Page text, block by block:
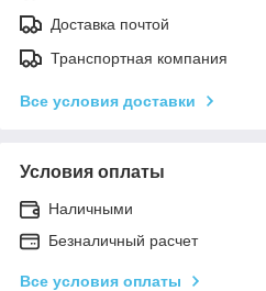
Доставка почтой
Транспортная компания
Все условия доставки
Условия оплаты
Наличными
Безналичный расчет
Все условия оплаты